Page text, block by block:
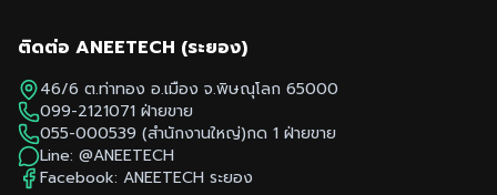
ติดต่อ ANEETECH (ระยอง)
46/6 ต.ท่าทอง อ.เมือง จ.พิษณุโลก 65000
099-2121071 ฝ่ายขาย
055-000539 (สำนักงานใหญ่)กด 1 ฝ่ายขาย
Line: @ANEETECH
Facebook: ANEETECH ระยอง